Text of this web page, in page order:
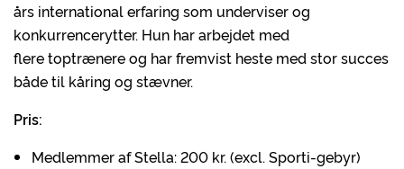
års international erfaring som underviser og
konkurrencerytter. Hun har arbejdet med
flere toptrænere og har fremvist heste med stor succes
både til kåring og stævner.
Pris:
Medlemmer af Stella: 200 kr. (excl. Sporti-gebyr)